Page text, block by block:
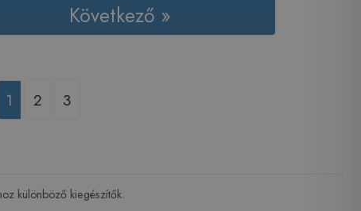
Következő »
1 2 3
különböző kiegészítők.